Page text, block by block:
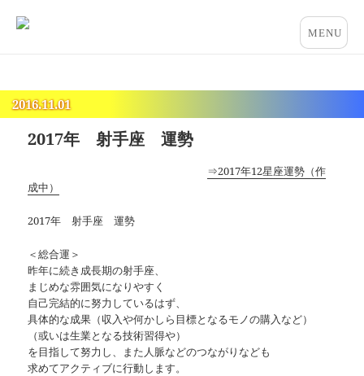
2016.11.01
2017年 射手座 運勢
⇒2017年12星座運勢（作
成中）
2017年 射手座 運勢
＜総合運＞
昨年に続き成長期の射手座、
まじめな雰囲気になりやすく
自己完結的に努力しているはず、
具体的な成果（収入や何かしら目標となるモノの購入など）
（或いは生業となる技術習得や）
を目指して努力し、また人脈などのつながりなども
求めてアクティブに行動します。